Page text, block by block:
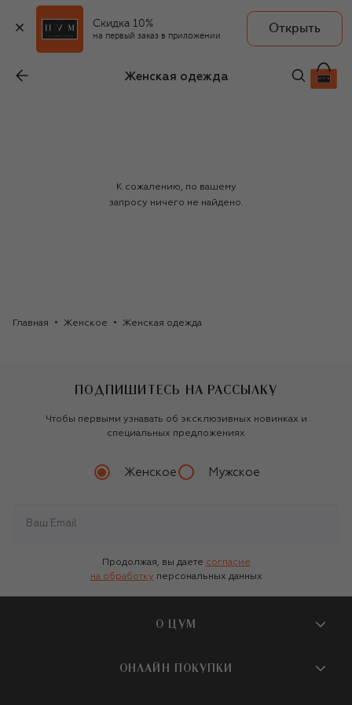
Скидка 10%
на первый заказ в приложении
Открыть
Женская одежда
К сожалению, по вашему
запросу ничего не найдено.
Главная Женское Женская одежда
ПОДПИШИТЕСЬ НА РАССЫЛКУ
Чтобы первыми узнавать об эксклюзивных новинках и
специальных предложениях
Женское Мужское
Продолжая, вы даете согласие
на обработку персональных данных
О ЦУМ
О магазине
ОНЛАЙН ПОКУПКИ